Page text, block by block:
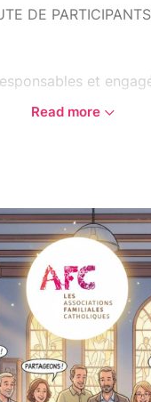
DE
et
?
?
faite pour vous !
pour partager vos
nourrir votre
idées,
Read more